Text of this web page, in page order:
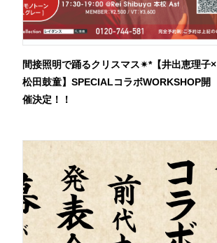
間接照明で踊るクリスマス✴︎*【井出恵理子×
松田鼓童】SPECIALコラボWORKSHOP開
催決定！！